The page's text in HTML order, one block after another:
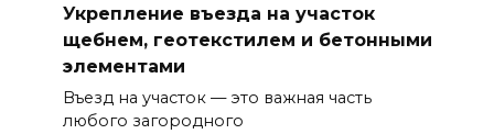
Укрепление въезда на участок
щебнем, геотекстилем и бетонными
элементами
Въезд на участок — это важная часть
любого загородного